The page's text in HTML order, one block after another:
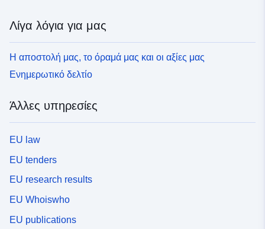
Λίγα λόγια για μας
Η αποστολή μας, το όραμά μας και οι αξίες μας
Ενημερωτικό δελτίο
Άλλες υπηρεσίες
EU law
EU tenders
EU research results
EU Whoiswho
EU publications